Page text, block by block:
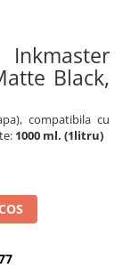
Black,
compatibila cu
1000 ml. (1litru)